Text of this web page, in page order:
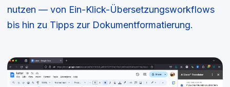
nutzen — von Ein-Klick-Übersetzungsworkflows
bis hin zu Tipps zur Dokumentformatierung.